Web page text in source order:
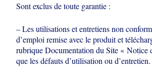
Sont exclus de toute garantie :
– Les utilisations et entretiens non
d’emploi remise avec leproduit et
rubrique Documentation du Site « Notice
que les défauts d’utilisation ou d’entretien.